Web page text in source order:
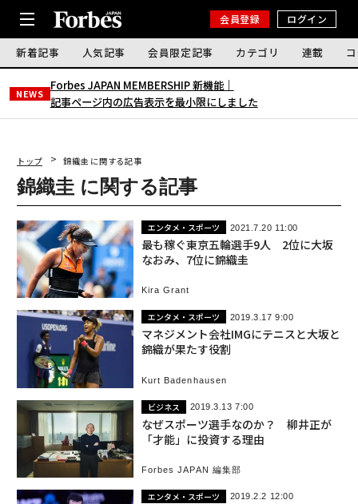
会員登録 ログイン
新着記事 人気記事 会員限定記事 カテゴリ 連載
NEWS
Forbes JAPAN MEMBERSHIP 新機能｜
記事ページ内の広告表示を最小限にしました
トップ 錦織圭 に関する記事
錦織圭 に関する記事
エンタメ・スポーツ 2021.7.20 11:00
最も稼ぐ東京五輪選手9人 2位に大坂
なおみ、7位に錦織圭
Kira Grant
エンタメ・スポーツ 2019.3.17 9:00
マネジメント会社IMGにテニスと大坂と
錦織が果たす役割
Kurt Badenhausen
ビジネス 2019.3.13 7:00
なぜスポーツ選手なのか？ 柳井正が
「才能」に投資する理由
Forbes JAPAN 編集部
エンタメ・スポーツ 2019.2.2 12:00